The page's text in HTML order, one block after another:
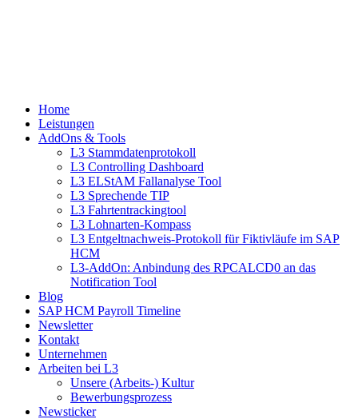
Home
Leistungen
AddOns & Tools
L3 Stammdatenprotokoll
L3 Controlling Dashboard
L3 ELStAM Fallanalyse Tool
L3 Sprechende TIP
L3 Fahrtentrackingtool
L3 Lohnarten-Kompass
L3 Entgeltnachweis-Protokoll für Fiktivläufe im SAP
HCM
L3-AddOn: Anbindung des RPCALCD0 an das
Notification Tool
Blog
SAP HCM Payroll Timeline
Newsletter
Kontakt
Unternehmen
Arbeiten bei L3
Unsere (Arbeits-) Kultur
Bewerbungsprozess
Newsticker